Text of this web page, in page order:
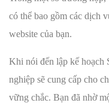
có thể bao gồm các dịch
website của bạn.
Khi nói đến lập kế hoạch
nghiệp sẽ cung cấp cho
vững chắc. Bạn đã nhờ